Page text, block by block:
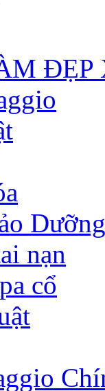
ĐẸP
nạn
cổ